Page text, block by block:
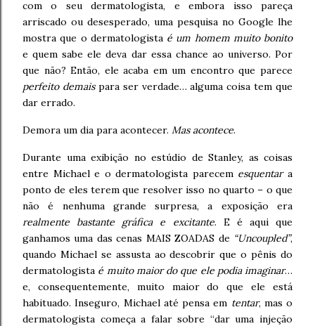
com o seu dermatologista, e embora isso pareça
arriscado ou desesperado, uma pesquisa no Google lhe
mostra que o dermatologista é um homem muito bonito
e quem sabe ele deva dar essa chance ao universo. Por
que não? Então, ele acaba em um encontro que parece
perfeito demaispara ser verdade… alguma coisa tem que
dar errado.
Demora um dia para acontecer. Mas acontece.
Durante uma exibição no estúdio de Stanley, as coisas
entre Michael e o dermatologista parecem esquentara
ponto de eles terem que resolver isso no quarto – o que
não é nenhuma grande surpresa, a exposição era
realmente bastante gráfica e excitante. E é aqui que
ganhamos uma das cenas MAIS ZOADAS de “Uncoupled”,
quando Michael se assusta ao descobrir que o pênis do
dermatologista é muito maior do que ele podia imaginar…
e, consequentemente, muito maior do que ele está
habituado. Inseguro, Michael até pensa em tentar, mas o
dermatologista começa a falar sobre “dar uma injeção